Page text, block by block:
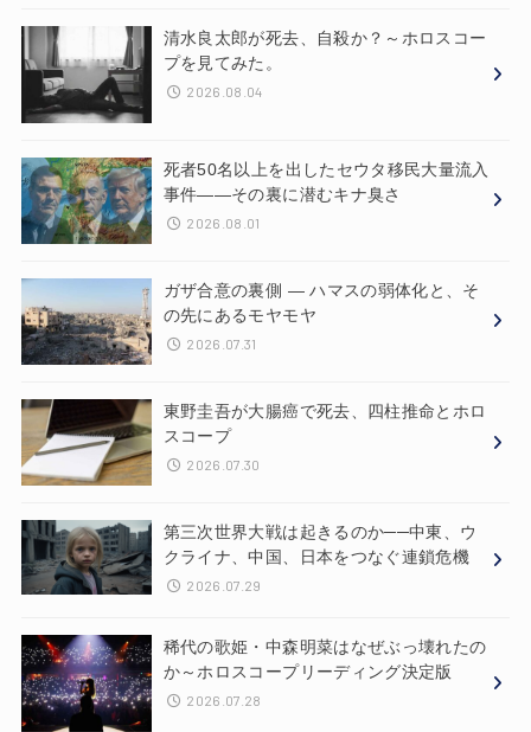
清水良太郎が死去、自殺か？～ホロスコー
プを見てみた。
2026.08.04
死者50名以上を出したセウタ移民大量流入
事件——その裏に潜むキナ臭さ
2026.08.01
ガザ合意の裏側 ― ハマスの弱体化と、そ
の先にあるモヤモヤ
2026.07.31
東野圭吾が大腸癌で死去、四柱推命とホロ
スコープ
2026.07.30
第三次世界大戦は起きるのか──中東、ウ
クライナ、中国、日本をつなぐ連鎖危機
2026.07.29
稀代の歌姫・中森明菜はなぜぶっ壊れたの
か～ホロスコープリーディング決定版
2026.07.28